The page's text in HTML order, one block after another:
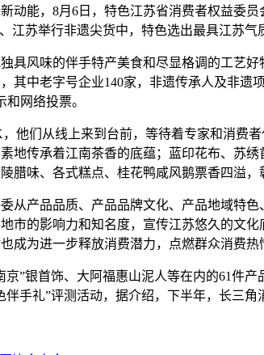
动能，8月6日，特色江苏省消费者权益委
苏举行非遗尖货中，特色选出最具江苏气
具风味的伴手特产美食和尽显格调的工艺
其中老字号企业140家，非遗传承人及非
网络投票。
们从线上来到台前，等待着专家和消费
地传承着江南茶香的底蕴；蓝印花布、苏
腊味、各式糕点、桂花鸭咸风鹅票香四溢
产品品质、产品品牌文化、产品地域特色
市的影响力和知名度，宣传江苏悠久的文
成为进一步释放消费潜力，点燃群众消费热
银首饰、大阿福惠山泥人等在内的61件产
手礼”评测活动，据介绍，下半年，长三